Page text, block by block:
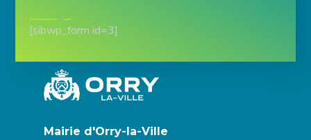
[sibwp_form id=3]
Mairie d'Orry-la-Ville